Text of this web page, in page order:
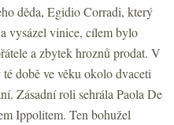
děda, Egidio Corradi, který
vysázel vinice, cílem bylo
a zbytek hroznů prodat. V
době ve věku okolo dvaceti
Zásadní roli sehrála Paola De
Ippolitem. Ten bohužel